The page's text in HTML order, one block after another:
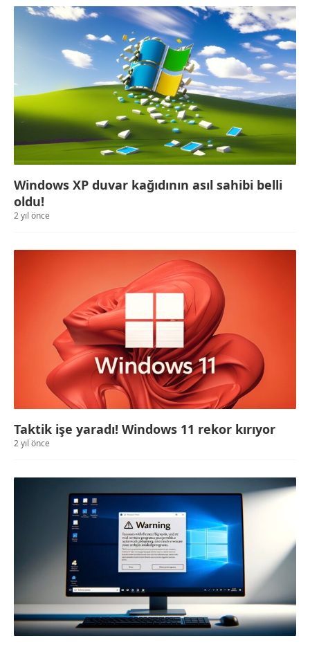
Windows XP duvar kağıdının asıl sahibi belli
oldu!
2 yıl önce
Taktik işe yaradı! Windows 11 rekor kırıyor
2 yıl önce